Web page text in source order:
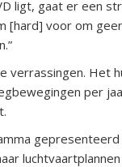
ligt, gaat er een
[hard] voor om
Het
per